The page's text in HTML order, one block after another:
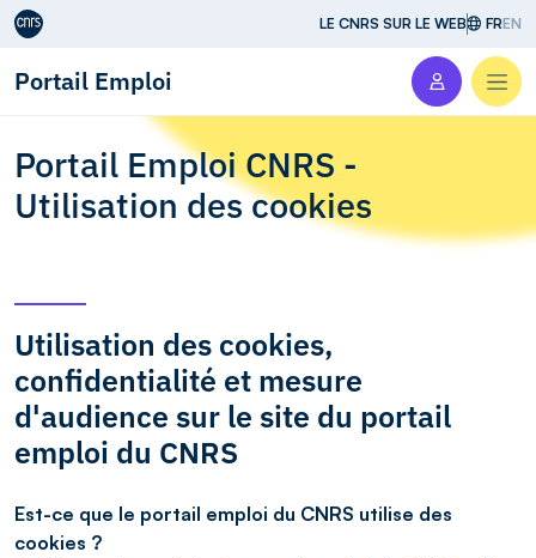
Aller au contenu LE CNRS SUR LE WEB FREN
Portail Emploi
Portail Emploi CNRS -
Utilisation des cookies
Utilisation des cookies,
confidentialité et mesure
d'audience sur le site du portail
emploi du CNRS
Est-ce que le portail emploi du CNRS utilise des
cookies ?